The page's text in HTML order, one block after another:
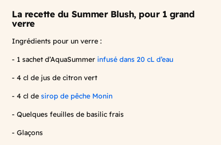
La recette du Summer Blush, pour 1 grand
verre
Ingrédients pour un verre :
- 1 sachet d’AquaSummer infusé dans 20 cL d’eau
- 4 cl de jus de citron vert
- 4 cl de sirop de pêche Monin
- Quelques feuilles de basilic frais
- Glaçons